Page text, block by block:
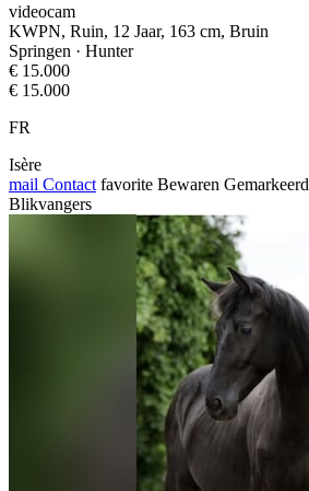
videocam
KWPN, Ruin, 12 Jaar, 163 cm, Bruin
Springen · Hunter
€ 15.000
€ 15.000
FR
Isère
mail Contact favorite Bewaren Gemarkeerd
Blikvangers